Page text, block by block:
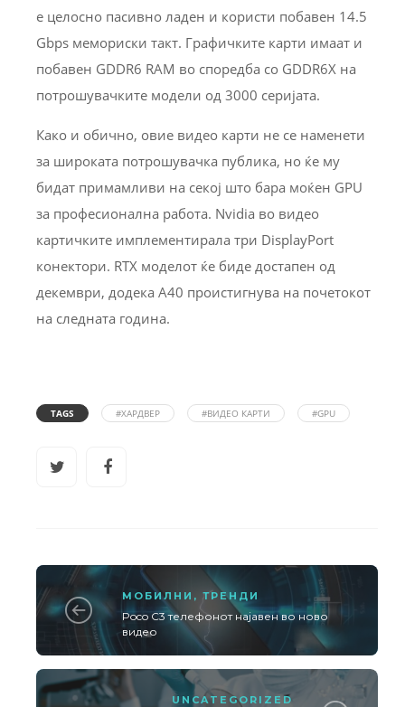
е целосно пасивно ладен и користи побавен 14.5
Gbps мемориски такт. Графичките карти имаат и
побавен GDDR6 RAM во споредба со GDDR6X на
потрошувачките модели од 3000 серијата.
Како и обично, овие видео карти не се наменети
за широката потрошувачка публика, но ќе му
бидат примамливи на секој што бара моќен GPU
за професионална работа. Nvidia во видео
картичките имплементирала три DisplayPort
конектори. RTX моделот ќе биде достапен од
декември, додека A40 проистигнува на почетокот
на следната година.
TAGS #ХАРДВЕР #ВИДЕО КАРТИ #GPU
МОБИЛНИ , ТРЕНДИ
Poco C3 телефонот најавен во ново
видео
UNCATEGORIZED